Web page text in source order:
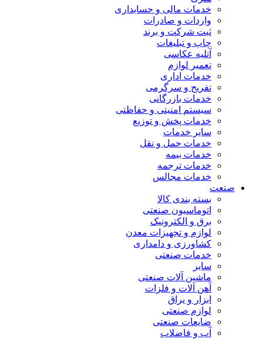
خدمات مالی و حسابداری
واردات و صادرات
ثبت شرکت و برند
چاپ و تبلیغات
آتلیه عکاسی
تعمیر لوازم
خدمات اداری
تفریح و سرگرمی
خدمات بازرگانی
سیستم امنیتی و حفاظتی
خدمات پخش و توزیع
سایر خدمات
خدمات حمل و نقل
خدمات بیمه
خدمات ترجمه
خدمات مجالس
صنعت
بسته بندی کالا
اتوماسیون صنعتی
برق و الکترونیک
لوازم و تجهیزات معدن
کشاورزی و دامداری
خدمات صنعتی
سایر
ماشین آلات صنعتی
آهن آلات و فلزات
ابزار و یراق
لوازم صنعتی
ضایعات صنعتی
آب و فاضلاب